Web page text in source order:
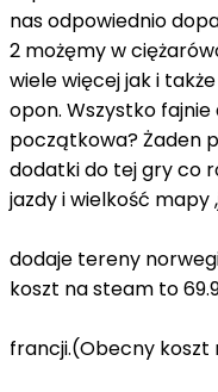
nas odpowiednio
2 możęmy w
wiele więcej jak i
opon. Wszystko
początkowa? Żaden
dodatki do tej gry co
jazdy i wielkość
dodaje tereny
koszt na
Vive la
francji.(Obecny